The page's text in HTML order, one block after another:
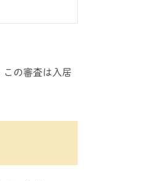
この審査は入居